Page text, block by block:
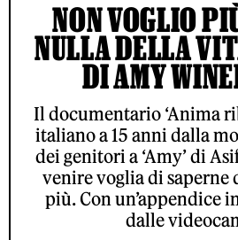
NON VOGLIO
NULLA DELLA
DI AMY
Il documentario ‘Anima
italiano a 15 anni dalla
dei genitori a ‘Amy’ di
venire voglia di saperne
più. Con un’appendice
dalle